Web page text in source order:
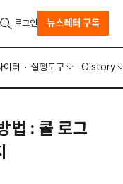
이터 실행도구 O'story
로그인 뉴스레터 구독
법 : 콜 로그